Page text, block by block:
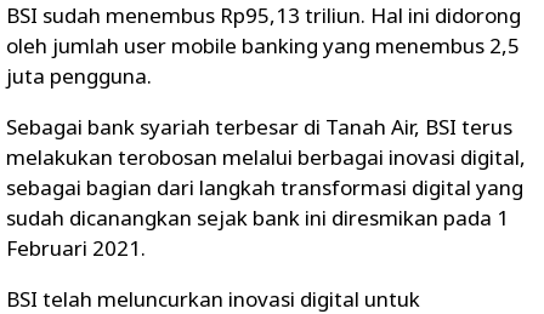
BSI sudah menembus Rp95,13 triliun. Hal ini didorong
oleh jumlah user mobile banking yang menembus 2,5
juta pengguna.
Sebagai bank syariah terbesar di Tanah Air, BSI terus
melakukan terobosan melalui berbagai inovasi digital,
sebagai bagian dari langkah transformasi digital yang
sudah dicanangkan sejak bank ini diresmikan pada 1
Februari 2021.
BSI telah meluncurkan inovasi digital untuk